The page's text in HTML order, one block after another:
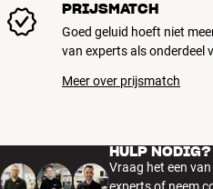
PRIJSMATCH
Goed geluid hoeft niet
van experts als onderdeel
Meer over prijsmatch
HULP NODIG?
Vraag het een